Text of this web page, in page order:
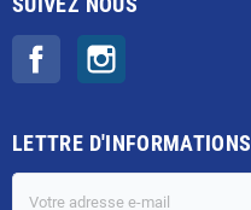
Facebook
LETTRE D'INFORMATIONS